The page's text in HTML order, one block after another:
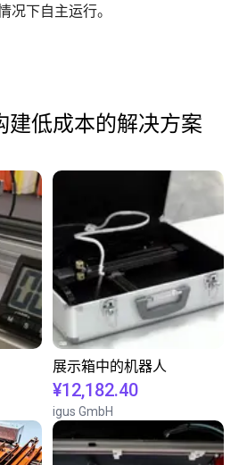
况下自主运行。
建低成本的解决方案
展示箱中的机器人
¥12,182.40
igus GmbH